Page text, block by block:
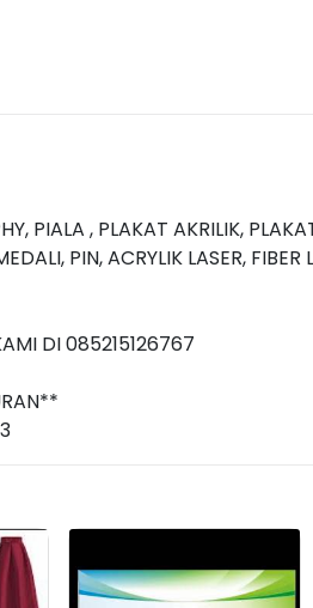
PIALA , PLAKAT AKRILIK,
PIN, ACRYLIK LASER, FIBER
DI 085215126767